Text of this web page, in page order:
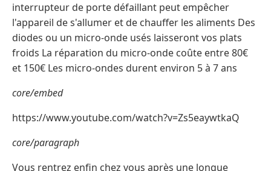
interrupteur de porte défaillant peut empêcher
l'appareil de s'allumer et de chauffer les aliments Des
diodes ou un micro-onde usés laisseront vos plats
froids La réparation du micro-onde coûte entre 80€
et 150€ Les micro-ondes durent environ 5 à 7 ans
core/embed
https://www.youtube.com/watch?v=Zs5eaywtkaQ
core/paragraph
Vous rentrez enfin chez vous après une longue